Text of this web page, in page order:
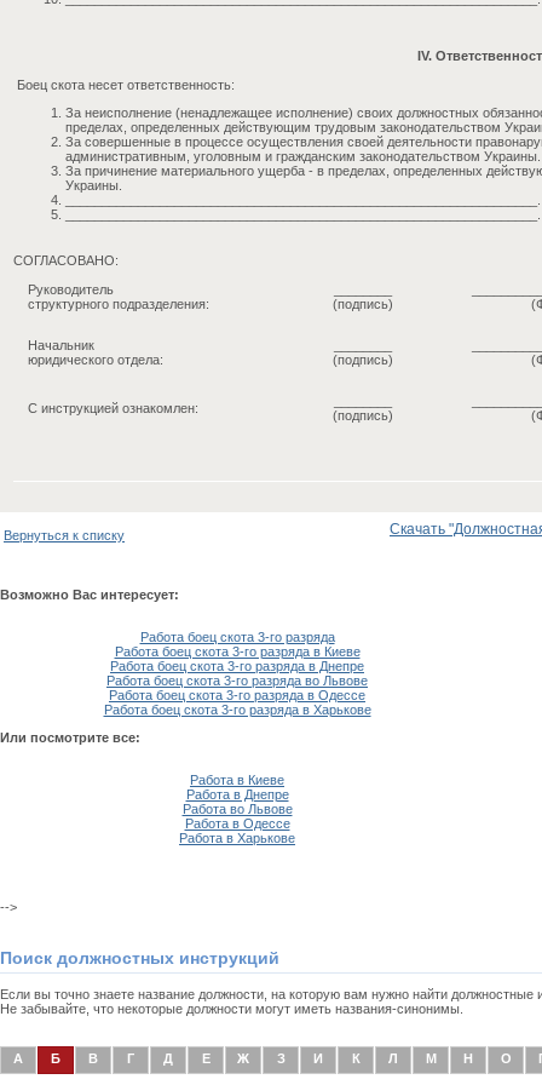
IV.
Боец скота несет ответственность:
За неисполнение (ненадлежащее исполнение) своих должностных
пределах, определенных действующим трудовым законодательством
За совершенные в процессе осуществления своей деятельности
административным, уголовным и гражданским законодательством Украины.
За причинение материального ущерба - в пределах, определенных
Украины.
СОГЛАСОВАНО:
Руководитель
структурного подразделения:
(подпись)
Начальник
юридического отдела:
(подпись)
С инструкцией ознакомлен:
(подпись)
Вернуться к списку Скачать
Возможно Вас интересует:
Работа боец скота 3-го разряда
Работа боец скота 3-го разряда в Киеве
Работа боец скота 3-го разряда в Днепре
Работа боец скота 3-го разряда во Львове
Работа боец скота 3-го разряда в Одессе
Работа боец скота 3-го разряда в Харькове
Или посмотрите все:
Работа в Киеве
Работа в Днепре
Работа во Львове
Работа в Одессе
Работа в Харькове
-->
Поиск должностных инструкций
Если вы точно знаете название должности, на которую вам нужно найти
Не забывайте, что некоторые должности могут иметь названия-синонимы.
А Б В Г Д Е Ж З И К Л М Н О